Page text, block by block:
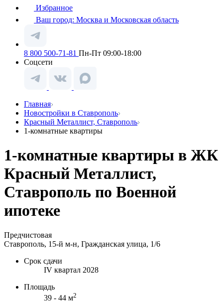
Избранное
Ваш город: Москва и Московская область
8 800 500-71-81 Пн-Пт 09:00-18:00
Соцсети
Главная
Новостройки в Ставрополь
Красный Металлист, Ставрополь
1-комнатные квартиры
1-комнатные квартиры в ЖК
Красный Металлист,
Ставрополь по Военной
ипотеке
Предчистовая
Ставрополь, 15-й м-н, Гражданская улица, 1/6
Срок сдачи
IV квартал 2028
Площадь
39 - 44 м2